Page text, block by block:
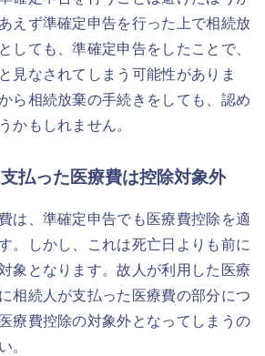
えず準確定申告を行った上で相続放
しても、準確定申告をしたことで、
見なされてしまう可能性がありま
ら相続放棄の手続きをしても、認め
かもしれません。
払った医療費は控除対象外
は、準確定申告でも医療費控除を適
。しかし、これは死亡日よりも前に
象となります。故人が利用した医療
相続人が支払った医療費の部分につ
療費控除の対象外となってしまうの
。